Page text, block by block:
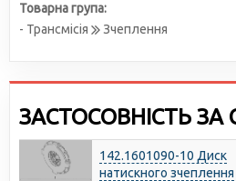
Товарна група:
- Трансмісія
Зчеплення
ЗАСТОСОВНІСТЬ
142.1601090-10 Диск
натискного зчеплення